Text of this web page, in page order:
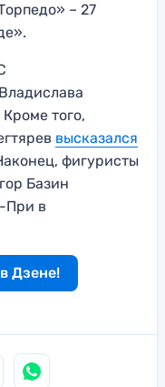
– 27
того,
высказался
фигуристы
Базин
При в
Дзене!